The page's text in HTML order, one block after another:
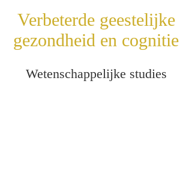
Verbeterde geestelijke
gezondheid en cognitie
Wetenschappelijke studies